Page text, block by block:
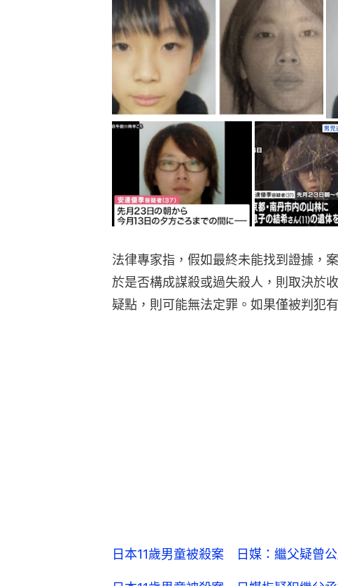
法律專家指，假如最終未能找到證據，
於是否構成謀殺或過失殺人，則取決於
疑點，則可能無法定罪。如果僅被判犯
日本11歲男童被殺案 日媒：繼父疑曾